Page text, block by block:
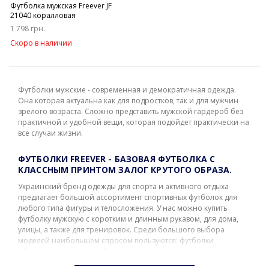
Футболка мужская Freever JF
21040 коралловая
1 798 грн.
Скоро в наличии
Футболки мужские - современная и демократичная одежда.
Она которая актуальна как для подростков, так и для мужчин
зрелого возраста. Сложно представить мужской гардероб без
практичной и удобной вещи, которая подойдет практически на
все случаи жизни.
ФУТБОЛКИ FREEVER - БАЗОВАЯ ФУТБОЛКА С
КЛАССНЫМ ПРИНТОМ ЗАЛОГ КРУТОГО ОБРАЗА.
Украинский бренд одежды для спорта и активного отдыха
предлагает большой ассортимент спортивных футболок для
любого типа фигуры и телосложения. У нас можно купить
футболку мужскую с коротким и длинным рукавом, для дома,
улицы, а также для тренировок. Среди большого выбора
моделей наибольшем спросом пользуются: футболки